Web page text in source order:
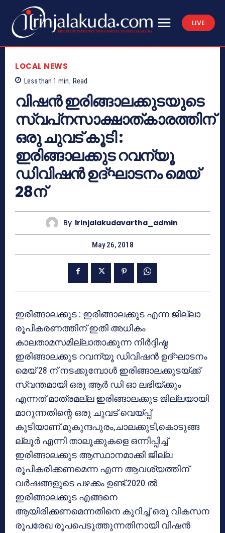
LIVE
LOCAL NEWS
Less than 1 min. Read
വിഷന്‍ ഇരിങ്ങാലക്കുടയുടെ
സ്വപ്‌നസാക്ഷാത്കാരത്തിന്
ഒരു ചുവട് കൂടി :
ഇരിങ്ങാലക്കുട റവന്യൂ
ഡിവിഷന്‍ ഉദ്ഘാടനം മെയ്
28ന്
By Irinjalakudavartha_admin
May 26, 2018
ഇരിങ്ങാലക്കുട : ഇരിങ്ങാലക്കുട എന്ന ജില്ലാ
രൂപികരണത്തിന് ഇതി അധികം
കാലതാമസമില്ലാതാക്കുന്ന നിര്‍ദ്ദിഷ്ഠ
ഇരിങ്ങാലക്കുട റവന്യൂ ഡിവിഷന്‍ ഉദ്ഘാടനം
മെയ് 28 ന് നടക്കുമ്പോള്‍ ഇരിങ്ങാലക്കുടയ്ക്ക്
സ്വന്തമായി ഒരു ആര്‍ ഡി ഓ ലഭിയ്ക്കും
എന്നത് മാത്രമല്ല ഇരിങ്ങാലക്കുട ജില്ലയായി
മാറുന്നതിന്റെ ഒരു ചുവട് വെയ്പ്പ്
കൂടിയാണ്.മുകുന്ദപുരം,ചാലക്കുടി,കൊടുങ്ങ
ല്ലൂര്‍ എന്നി താലൂക്കുകളെ ഒന്നിപ്പിച്ച്
ഇരിങ്ങാലക്കുട ആസ്ഥാനമാക്കി ജില്ല
രൂപികരിക്കണമെന്ന എന്ന ആവശ്യത്തിന്
വര്‍ഷങ്ങളുടെ പഴക്കം ഉണ്ട്.2020 ല്‍
ഇരിങ്ങാലക്കുട എങ്ങനെ
ആയിരിക്കണമെന്നതിനെ കുറിച്ച് ഒരു വികസന
രൂപരേഖ രൂപപെടുത്തുന്നതിനായി വിഷന്‍